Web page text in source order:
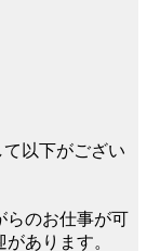
以下がござい
らのお仕事が可
あります。